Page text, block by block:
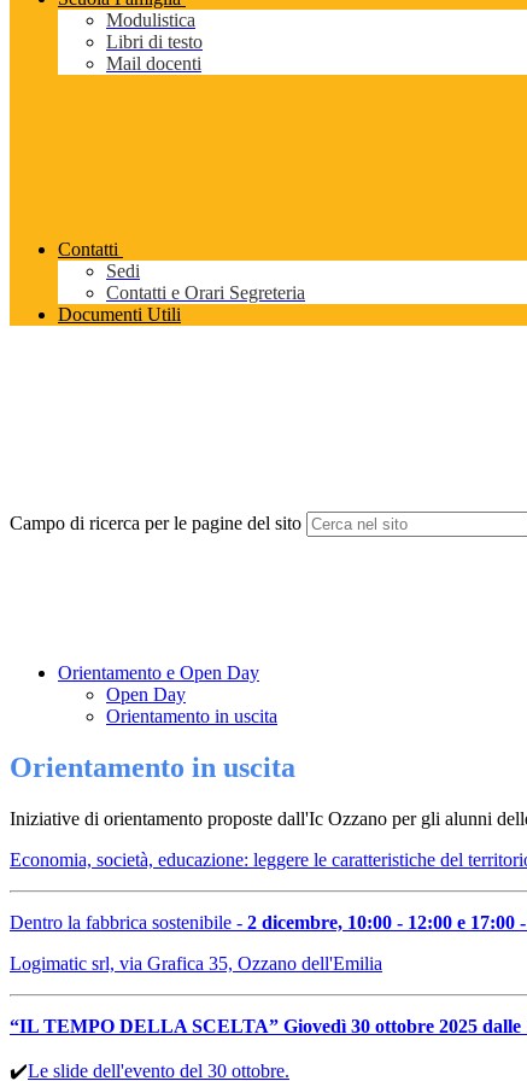
Modulistica
Libri di testo
Mail docenti
Contatti
Sedi
Contatti e Orari Segreteria
Documenti Utili
Campo di ricerca per le pagine del sito
Orientamento e Open Day
Open Day
Orientamento in uscita
Orientamento in uscita
Iniziative di orientamento proposte dall'Ic Ozzano per gli alunni
Economia, società, educazione: leggere le caratteristiche del
Dentro la fabbrica sostenibile - 2 dicembre, 10:00 - 12:00 e 17:00
Logimatic srl, via Grafica 35, Ozzano dell'Emilia
“IL TEMPO DELLA SCELTA” Giovedì 30 ottobre 2025 dalle
✔️Le slide dell'evento del 30 ottobre.